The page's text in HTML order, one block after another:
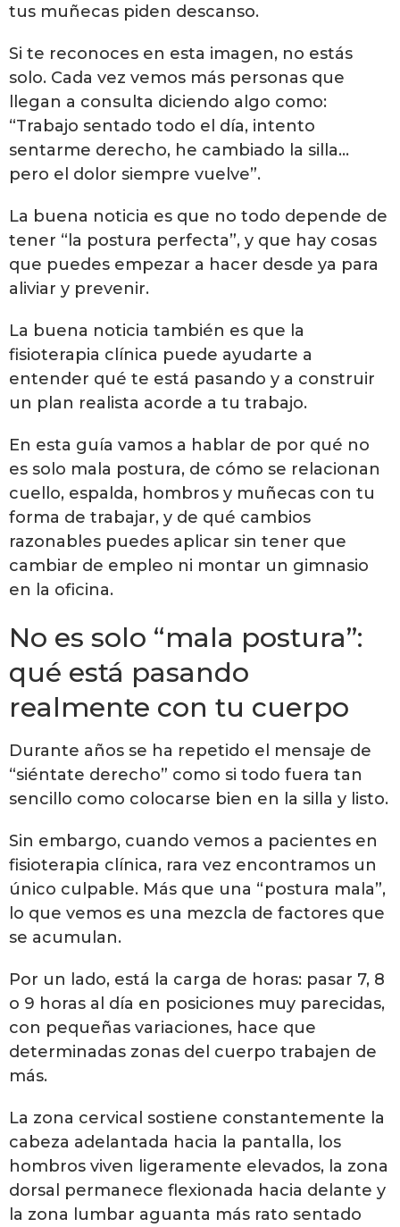
tus muñecas piden descanso.
Si te reconoces en esta imagen, no estás
solo. Cada vez vemos más personas que
llegan a consulta diciendo algo como:
“Trabajo sentado todo el día, intento
sentarme derecho, he cambiado la silla…
pero el dolor siempre vuelve”.
La buena noticia es que no todo depende de
tener “la postura perfecta”, y que hay cosas
que puedes empezar a hacer desde ya para
aliviar y prevenir.
La buena noticia también es que la
fisioterapia clínica puede ayudarte a
entender qué te está pasando y a construir
un plan realista acorde a tu trabajo.
En esta guía vamos a hablar de por qué no
es solo mala postura, de cómo se relacionan
cuello, espalda, hombros y muñecas con tu
forma de trabajar, y de qué cambios
razonables puedes aplicar sin tener que
cambiar de empleo ni montar un gimnasio
en la oficina.
No es solo “mala postura”:
qué está pasando
realmente con tu cuerpo
Durante años se ha repetido el mensaje de
“siéntate derecho” como si todo fuera tan
sencillo como colocarse bien en la silla y listo.
Sin embargo, cuando vemos a pacientes en
fisioterapia clínica, rara vez encontramos un
único culpable. Más que una “postura mala”,
lo que vemos es una mezcla de factores que
se acumulan.
Por un lado, está la carga de horas: pasar 7, 8
o 9 horas al día en posiciones muy parecidas,
con pequeñas variaciones, hace que
determinadas zonas del cuerpo trabajen de
más.
La zona cervical sostiene constantemente la
cabeza adelantada hacia la pantalla, los
hombros viven ligeramente elevados, la zona
dorsal permanece flexionada hacia delante y
la zona lumbar aguanta más rato sentado